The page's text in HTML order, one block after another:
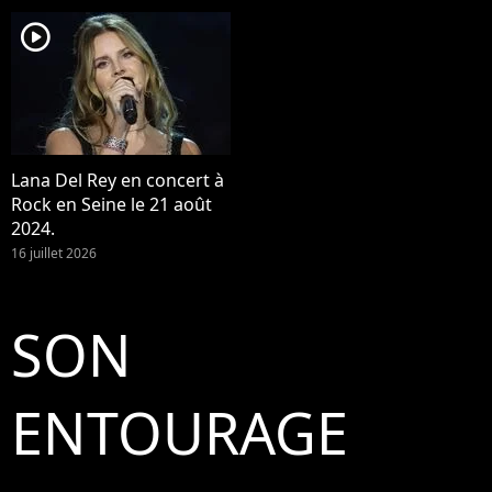
player2
Lana Del Rey en concert à
Rock en Seine le 21 août
2024.
16 juillet 2026
SON
ENTOURAGE